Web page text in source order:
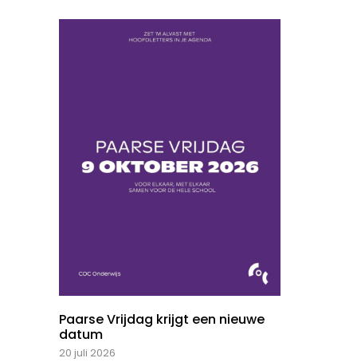
Paarse Vrijdag krijgt een nieuwe
datum
20 juli 2026